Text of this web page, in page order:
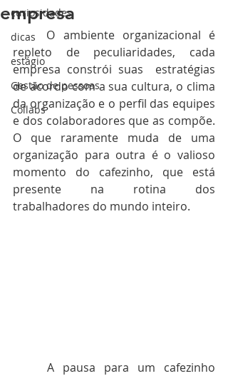
curiosidades
dicas
estágio
Gestão de pessoas
Collabs
empresa
	O ambiente organizacional é
repleto de peculiaridades, cada
empresa constrói suas  estratégias
de acordo com a sua cultura, o clima
da organização e o perfil das equipes
e dos colaboradores que as compõe.
O que raramente muda de uma
organização para outra é o valioso
momento do cafezinho, que está
presente na rotina dos
trabalhadores do mundo inteiro.